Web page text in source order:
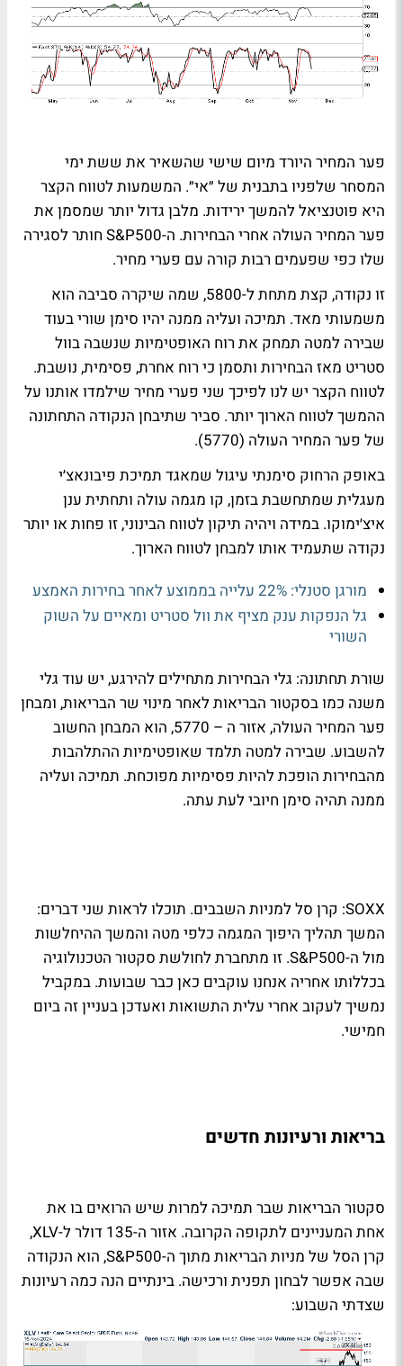
פער המחיר היורד מיום שישי שהשאיר את ששת ימי
המסחר שלפניו בתבנית של ״אי״. המשמעות לטווח הקצר
היא פוטנציאל להמשך ירידות. מלבן גדול יותר שמסמן את
פער המחיר העולה אחרי הבחירות. ה-S&P500 חותר לסגירה
שלו כפי שפעמים רבות קורה עם פערי מחיר.
זו נקודה, קצת מתחת ל-5800, שמה שיקרה סביבה הוא
משמעותי מאד. תמיכה ועליה ממנה יהיו סימן שורי בעוד
שבירה למטה תמחק את רוח האופטימיות שנשבה בוול
סטריט מאז הבחירות ותסמן כי רוח אחרת, פסימית, נושבת.
לטווח הקצר יש לנו לפיכך שני פערי מחיר שילמדו אותנו על
ההמשך לטווח הארוך יותר. סביר שתיבחן הנקודה התחתונה
של פער המחיר העולה (5770).
באופק הרחוק סימנתי עיגול שמאגד תמיכת פיבונאצ׳י
מעגלית שמתחשבת בזמן, קו מגמה עולה ותחתית ענן
איצ׳ימוקו. במידה ויהיה תיקון לטווח הבינוני, זו פחות או יותר
נקודה שתעמיד אותו למבחן לטווח הארוך.
מורגן סטנלי: 22% עלייה בממוצע לאחר בחירות האמצע
גל הנפקות ענק מציף את וול סטריט ומאיים על השוק
השורי
שורת תחתונה: גלי הבחירות מתחילים להירגע, יש עוד גלי
משנה כמו בסקטור הבריאות לאחר מינוי שר הבריאות, ומבחן
פער המחיר העולה, אזור ה – 5770, הוא המבחן החשוב
להשבוע. שבירה למטה תלמד שאופטימיות ההתלהבות
מהבחירות הופכת להיות פסימיות מפוכחת. תמיכה ועליה
ממנה תהיה סימן חיובי לעת עתה.
SOXX: קרן סל למניות השבבים. תוכלו לראות שני דברים:
המשך תהליך היפוך המגמה כלפי מטה והמשך ההיחלשות
מול ה-S&P500. זו מתחברת לחולשת סקטור הטכנולוגיה
בכללותו אחריה אנחנו עוקבים כאן כבר שבועות. במקביל
נמשיך לעקוב אחרי עלית התשואות ואעדכן בעניין זה ביום
חמישי.
בריאות ורעיונות חדשים
סקטור הבריאות שבר תמיכה למרות שיש הרואים בו את
אחת המעניינים לתקופה הקרובה. אזור ה-135 דולר ל-XLV,
קרן הסל של מניות הבריאות מתוך ה-S&P500, הוא הנקודה
שבה אפשר לבחון תפנית ורכישה. בינתיים הנה כמה רעיונות
שצדתי השבוע: